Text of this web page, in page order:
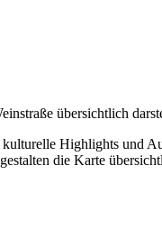
übersichtlich
Highlights und
die Karte